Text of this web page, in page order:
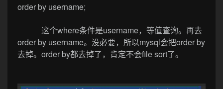
order by username;
这个where条件是username，等值查询。再去
order by username。没必要，所以mysql会把order by
去掉。order by都去掉了，肯定不会file sort了。